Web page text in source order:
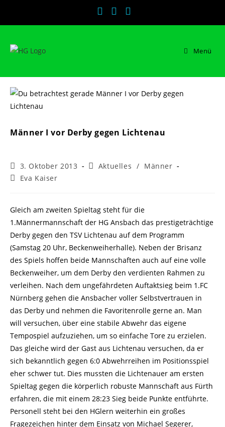
Menü
Männer I vor Derby gegen Lichtenau
Beitrag
veröffentlicht:
3. Oktober 2013
Beitrags-
Aktuelles / Männer
Beitrags-
Eva Kaiser
Gleich am zweiten Spieltag steht für die
1.Männermannschaft der HG Ansbach das prestigeträchtige
Derby gegen den TSV Lichtenau auf dem Programm
(Samstag 20 Uhr, Beckenweiherhalle). Neben der Brisanz
des Spiels hoffen beide Mannschaften auch auf eine volle
Beckenweiher, um dem Derby den verdienten Rahmen zu
verleihen. Nach dem ungefährdeten Auftaktsieg beim 1.FC
Nürnberg gehen die Ansbacher voller Selbstvertrauen in
das Derby und nehmen die Favoritenrolle gerne an. Man
will versuchen, über eine stabile Abwehr das eigene
Tempospiel aufzuziehen, um so einfache Tore zu erzielen.
Das gleiche wird der Gast aus Lichtenau versuchen, da er
sich bekanntlich gegen 6:0 Abwehrreihen im Positionsspiel
eher schwer tut. Dies mussten die Lichtenauer am ersten
Spieltag gegen die körperlich robuste Mannschaft aus Fürth
erfahren, die mit einem 28:23 Sieg beide Punkte entführte.
Personell steht bei den HGlern weiterhin ein großes
Fragezeichen hinter dem Einsatz von Michael Segerer,